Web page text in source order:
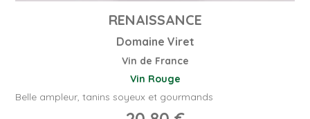
RENAISSANCE
Domaine Viret
Vin de France
Vin Rouge
Belle ampleur, tanins soyeux et gourmands